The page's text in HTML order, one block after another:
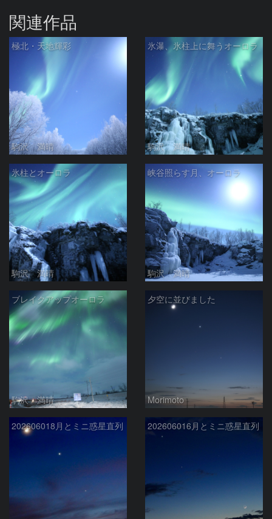
関連作品
極北・天地輝彩
駒沢 満晴
氷瀑、氷柱上に舞うオーロラ
駒沢 満晴
氷柱とオーロラ
駒沢 満晴
峡谷照らす月、オーロラ
駒沢 満晴
ブレイクアップオーロラ
駒沢 満晴
夕空に並びました
Morimoto
202606018月とミニ惑星直列 202606016月とミニ惑星直列